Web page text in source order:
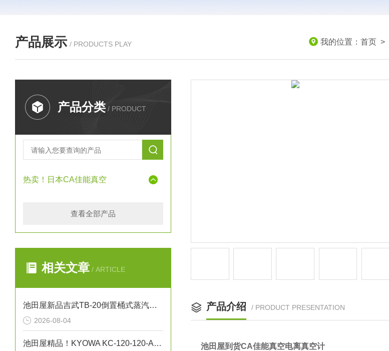
产品展示 / PRODUCTS PLAY 我的位置： 首页 >
产品分类 / PRODUCT
热卖！日本CA佳能真空
查看全部产品
相关文章 / ARTICLE
池田屋新品吉武TB-20倒置桶式蒸汽疏水阀正式发布
2026-08-04
池田屋精品！KYOWA KC-120-120-A1-11 线应变片
产品介绍 / PRODUCT PRESENTATION
池田屋到货CA佳能真空电离真空计